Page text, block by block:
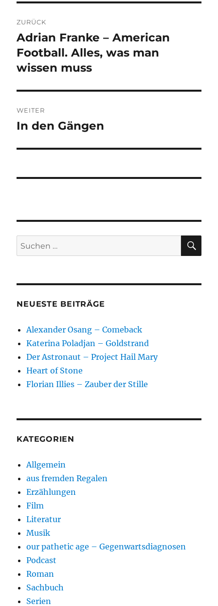
ZURÜCK
Vorheriger
Beitrag:
Adrian Franke – American
Football. Alles, was man
wissen muss
WEITER
Nächster
In den Gängen
Suchen
nach:
NEUESTE BEITRÄGE
Alexander Osang – Comeback
Katerina Poladjan – Goldstrand
Der Astronaut – Project Hail Mary
Heart of Stone
Florian Illies – Zauber der Stille
KATEGORIEN
Allgemein
aus fremden Regalen
Erzählungen
Film
Literatur
Musik
our pathetic age – Gegenwartsdiagnosen
Podcast
Roman
Sachbuch
Serien